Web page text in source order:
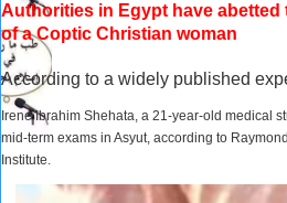
Authorities in Egypt have
of a Coptic Christian woman
According to a widely published
Irene Ibrahim Shehata, a 21-year-old medical
mid-term exams in Asyut, according to
Institute.